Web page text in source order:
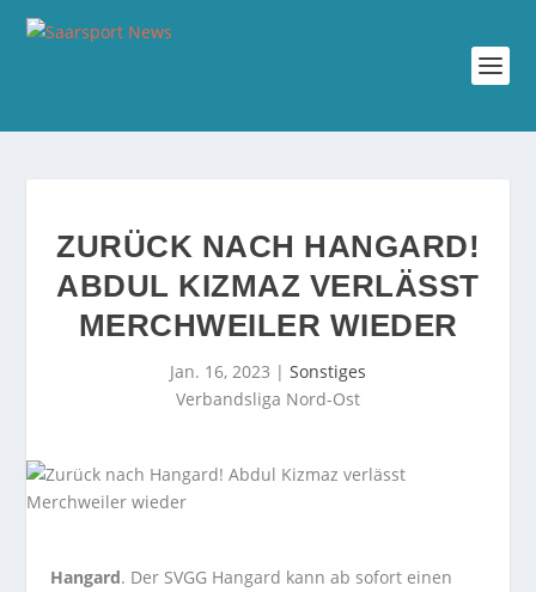
ZURÜCK NACH HANGARD!
ABDUL KIZMAZ VERLÄSST
MERCHWEILER WIEDER
Jan. 16, 2023 | Sonstiges
Verbandsliga Nord-Ost
Hangard. Der SVGG Hangard kann ab sofort einen